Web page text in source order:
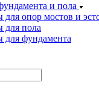
и пола
опор мостов и
для пола
для фундамента